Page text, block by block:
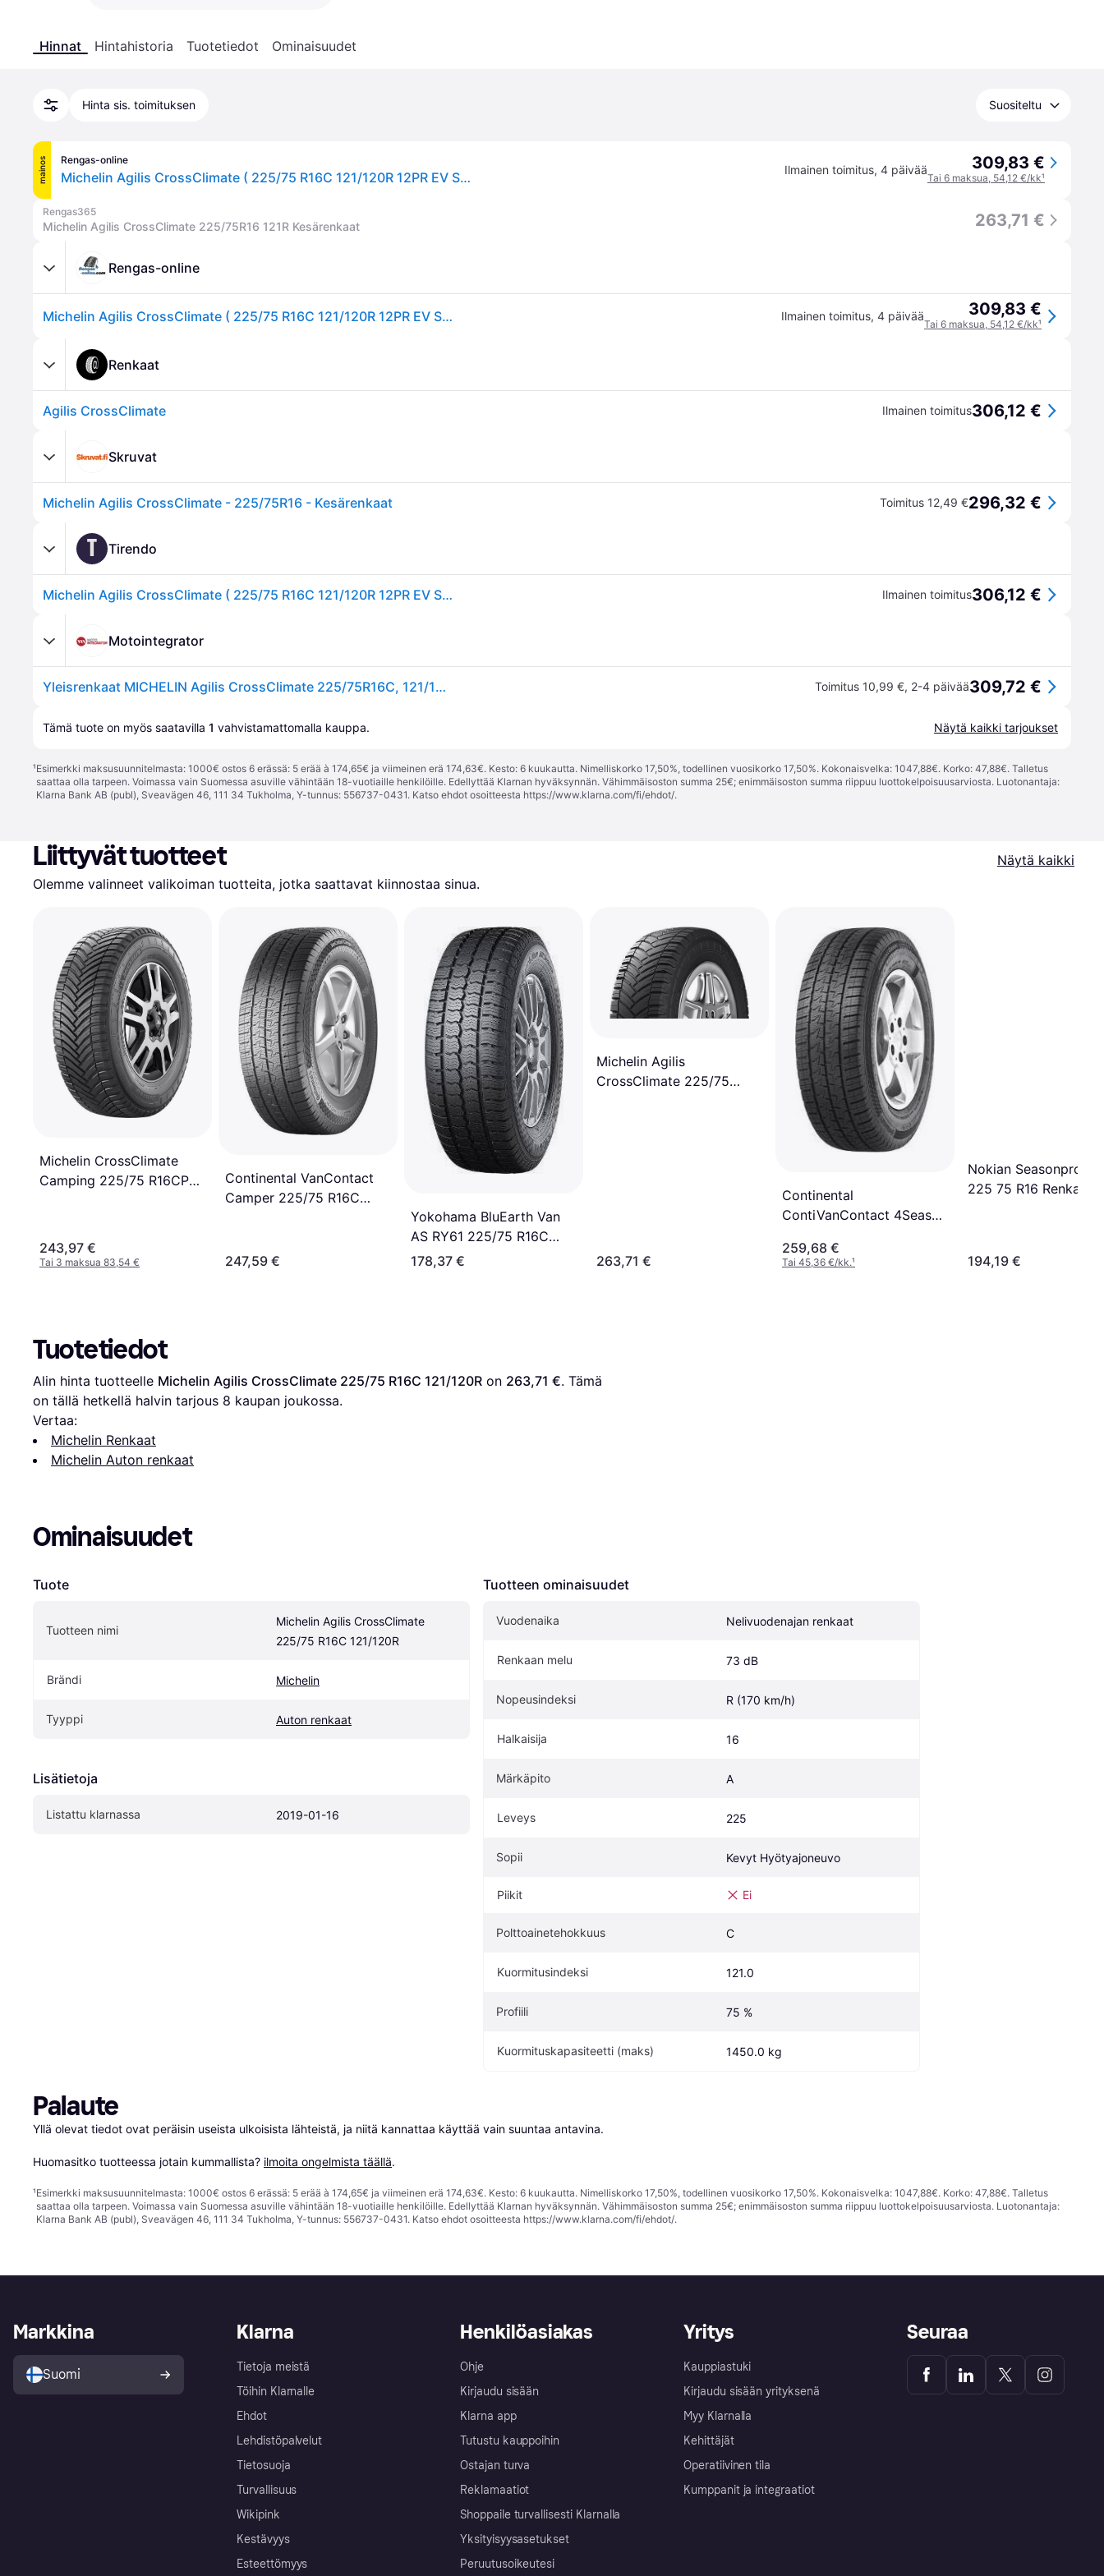
Hinnat Hintahistoria Tuotetiedot Ominaisuudet
Hinta sis. toimituksen Suositeltu
mainos Rengas-online
Michelin Agilis CrossClimate ( 225/75 R16C 121/120R 12PR EV Suitable ) Ilmainen toimitus, 4 päivää 309,83 €
Tai 6 maksua, 54,12 €/kk¹
Rengas365
Michelin Agilis CrossClimate 225/75R16 121R Kesärenkaat 263,71 €
Rengas-online
Michelin Agilis CrossClimate ( 225/75 R16C 121/120R 12PR EV Suitable ) Ilmainen toimitus, 4 päivää 309,83 €
Tai 6 maksua, 54,12 €/kk¹
Renkaat
Agilis CrossClimate Ilmainen toimitus306,12 €
Skruvat
Michelin Agilis CrossClimate - 225/75R16 - Kesärenkaat Toimitus 12,49 €296,32 €
T Tirendo
Michelin Agilis CrossClimate ( 225/75 R16C 121/120R 12PR EV Suitable ) Ilmainen toimitus306,12 €
Motointegrator
Yleisrenkaat MICHELIN Agilis CrossClimate 225/75R16C, 121/120R TL Toimitus 10,99 €, 2-4 päivää309,72 €
Tämä tuote on myös saatavilla 1 vahvistamattomalla kauppa. Näytä kaikki tarjoukset
¹Esimerkki maksusuunnitelmasta: 1000€ ostos 6 erässä: 5 erää à 174,65€ ja viimeinen erä 174,63€. Kesto: 6 kuukautta. Nimelliskorko 17,50%, todellinen vuosikorko 17,50%. Kokonaisvelka: 1047,88€. Korko: 47,88€. Talletus
saattaa olla tarpeen. Voimassa vain Suomessa asuville vähintään 18-vuotiaille henkilöille. Edellyttää Klarnan hyväksynnän. Vähimmäisoston summa 25€; enimmäisoston summa riippuu luottokelpoisuusarviosta. Luotonantaja:
Klarna Bank AB (publ), Sveavägen 46, 111 34 Tukholma, Y-tunnus: 556737-0431. Katso ehdot osoitteesta https://www.klarna.com/fi/ehdot/.
Liittyvät tuotteet
Näytä kaikki
Olemme valinneet valikoiman tuotteita, jotka saattavat kiinnostaa sinua.
Michelin CrossClimate
Camping 225/75 R16CP
243,97 €
Tai 3 maksua 83,54 €
Continental VanContact
Camper 225/75 R16C
247,59 €
Yokohama BluEarth Van
AS RY61 225/75 R16C
121/120R
178,37 €
Michelin Agilis
CrossClimate 225/75
263,71 €
Continental
ContiVanContact 4Season
10PR
259,68 €
Tai 45,36 €/kk.¹
Nokian Seasonproof
225 75 R16 Renkaat
194,19 €
Tuotetiedot
Alin hinta tuotteelle Michelin Agilis CrossClimate 225/75 R16C 121/120R on 263,71 €. Tämä
on tällä hetkellä halvin tarjous 8 kaupan joukossa.
Vertaa:
Michelin Renkaat
Michelin Auton renkaat
Ominaisuudet
Tuote
Tuotteen nimi
Michelin Agilis CrossClimate
225/75 R16C 121/120R
Brändi Michelin
Tyyppi Auton renkaat
Lisätietoja
Listattu klarnassa 2019-01-16
Tuotteen ominaisuudet
Vuodenaika Nelivuodenajan renkaat
Renkaan melu 73 dB
Nopeusindeksi R (170 km/h)
Halkaisija 16
Märkäpito A
Leveys 225
Sopii Kevyt Hyötyajoneuvo
Piikit Ei
Polttoainetehokkuus C
Kuormitusindeksi 121.0
Profiili 75 %
Kuormituskapasiteetti (maks) 1450.0 kg
Palaute
Yllä olevat tiedot ovat peräisin useista ulkoisista lähteistä, ja niitä kannattaa käyttää vain suuntaa antavina.
Huomasitko tuotteessa jotain kummallista? ilmoita ongelmista täällä.
¹Esimerkki maksusuunnitelmasta: 1000€ ostos 6 erässä: 5 erää à 174,65€ ja viimeinen erä 174,63€. Kesto: 6 kuukautta. Nimelliskorko 17,50%, todellinen vuosikorko 17,50%. Kokonaisvelka: 1047,88€. Korko: 47,88€. Talletus
saattaa olla tarpeen. Voimassa vain Suomessa asuville vähintään 18-vuotiaille henkilöille. Edellyttää Klarnan hyväksynnän. Vähimmäisoston summa 25€; enimmäisoston summa riippuu luottokelpoisuusarviosta. Luotonantaja:
Klarna Bank AB (publ), Sveavägen 46, 111 34 Tukholma, Y-tunnus: 556737-0431. Katso ehdot osoitteesta https://www.klarna.com/fi/ehdot/.
Klarna
Tietoja meistä
Töihin Klarnalle
Ehdot
Lehdistöpalvelut
Tietosuoja
Turvallisuus
Wikipink
Kestävyys
Esteettömyys
Henkilöasiakas
Ohje
Kirjaudu sisään
Klarna app
Tutustu kauppoihin
Ostajan turva
Reklamaatiot
Shoppaile turvallisesti Klarnalla
Yksityisyysasetukset
Peruutusoikeutesi
Yritys
Kauppiastuki
Kirjaudu sisään yrityksenä
Myy Klarnalla
Kehittäjät
Operatiivinen tila
Kumppanit ja integraatiot
Markkina
Suomi
Seuraa